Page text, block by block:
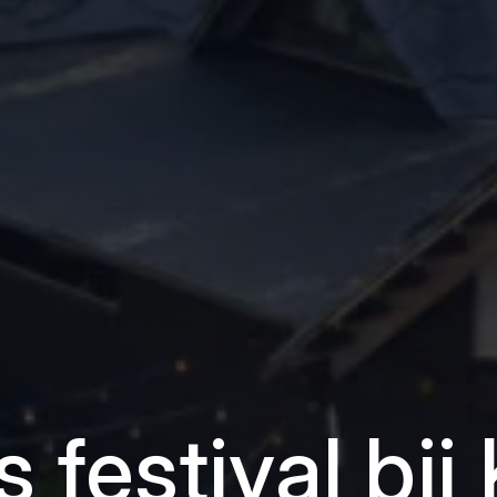
festival bij